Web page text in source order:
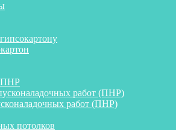
ПНР
работ (ПНР)
работ (ПНР)
потолков